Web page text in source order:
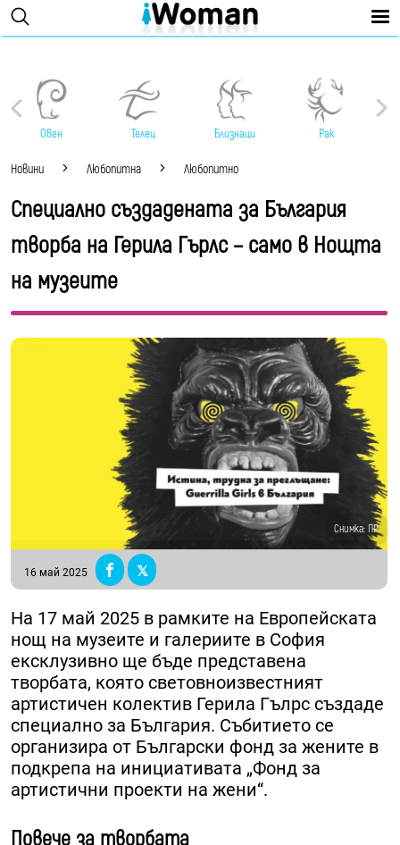
Овен Телец Близнаци Рак
Новини Любопитна Любопитно
Специално създадената за България
творба на Герила Гърлс – само в Нощта
на музеите
Снимка: ПР
16 май 2025
На 17 май 2025 в рамките на Европейската
нощ на музеите и галериите в София
ексклузивно ще бъде представена
творбата, която световноизвестният
артистичен колектив Герила Гълрс създаде
специално за България. Събитието се
организира от Български фонд за жените в
подкрепа на инициативата „Фонд за
артистични проекти на жени“.
Повече за творбата